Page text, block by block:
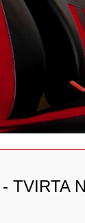
TVIRTA